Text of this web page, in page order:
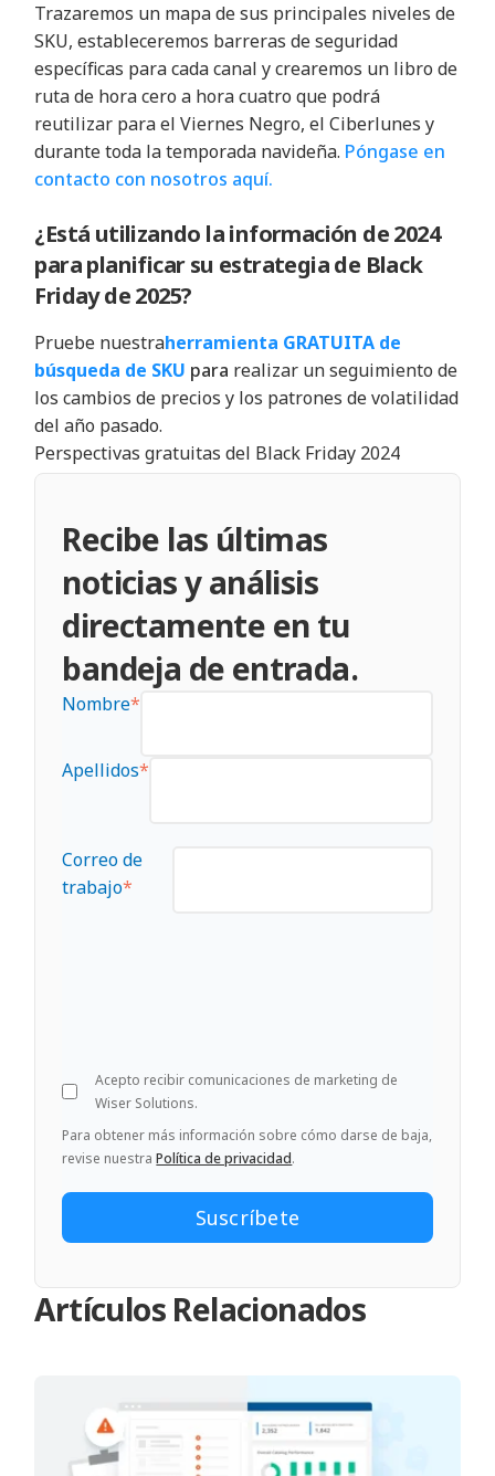
Trazaremos un mapa de sus principales niveles de
SKU, estableceremos barreras de seguridad
específicas para cada canal y crearemos un libro de
ruta de hora cero a hora cuatro que podrá
reutilizar para el Viernes Negro, el Ciberlunes y
durante toda la temporada navideña. Póngase en
contacto con nosotros aquí.
¿Está utilizando la información de 2024
para planificar su estrategia de Black
Friday de 2025?
Pruebe nuestraherramienta GRATUITA de
búsqueda de SKU para realizar un seguimiento de
los cambios de precios y los patrones de volatilidad
del año pasado.
Perspectivas gratuitas del Black Friday 2024
Recibe las últimas
noticias y análisis
directamente en tu
bandeja de entrada.
Nombre*
Apellidos*
Correo de
trabajo*
Acepto recibir comunicaciones de marketing de
Wiser Solutions.
Para obtener más información sobre cómo darse de baja,
revise nuestraPolítica de privacidad.
Artículos Relacionados